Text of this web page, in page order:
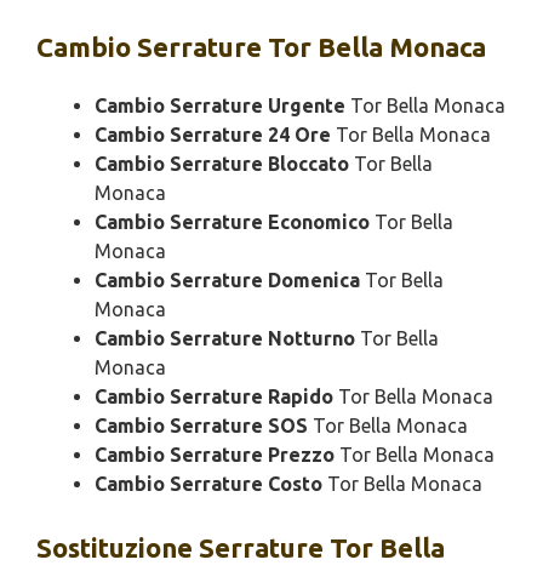
Cambio Serrature Tor Bella Monaca
Cambio Serrature Urgente Tor Bella Monaca
Cambio Serrature 24 Ore Tor Bella Monaca
Cambio Serrature Bloccato Tor Bella
Monaca
Cambio Serrature Economico Tor Bella
Monaca
Cambio Serrature Domenica Tor Bella
Monaca
Cambio Serrature Notturno Tor Bella
Monaca
Cambio Serrature Rapido Tor Bella Monaca
Cambio Serrature SOS Tor Bella Monaca
Cambio Serrature Prezzo Tor Bella Monaca
Cambio Serrature Costo Tor Bella Monaca
Sostituzione Serrature Tor Bella